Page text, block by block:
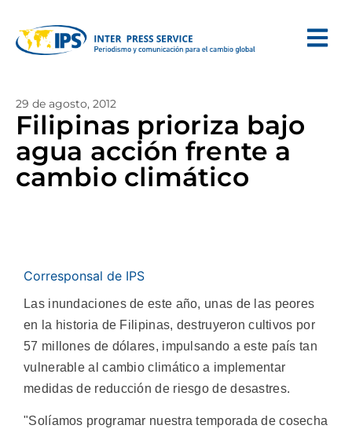
29 de agosto, 2012
Filipinas prioriza bajo
agua acción frente a
cambio climático
Corresponsal de IPS
Las inundaciones de este año, unas de las peores
en la historia de Filipinas, destruyeron cultivos por
57 millones de dólares, impulsando a este país tan
vulnerable al cambio climático a implementar
medidas de reducción de riesgo de desastres.
"Solíamos programar nuestra temporada de cosecha